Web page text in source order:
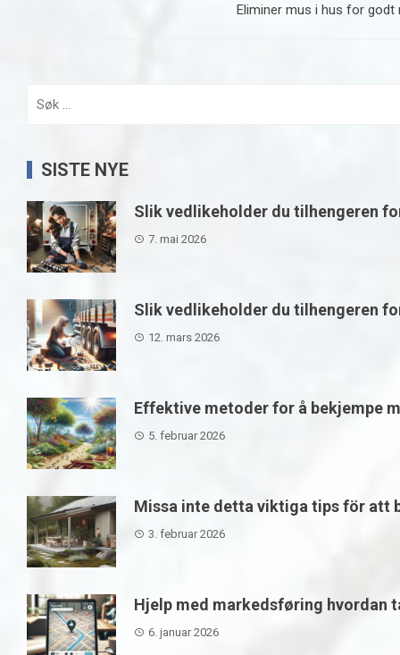
Eliminer mus i hus for godt
etter:
SISTE NYE
Slik vedlikeholder du tilhengeren
7. mai 2026
Slik vedlikeholder du tilhengeren
12. mars 2026
Effektive metoder for å bekjempe
5. februar 2026
Missa inte detta viktiga tips för att
3. februar 2026
Hjelp med markedsføring hvordan
6. januar 2026